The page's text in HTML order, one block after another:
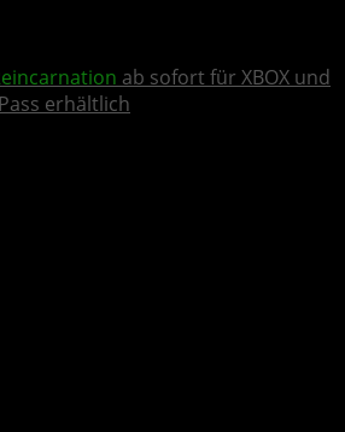
ab sofort für XBOX und
erhältlich